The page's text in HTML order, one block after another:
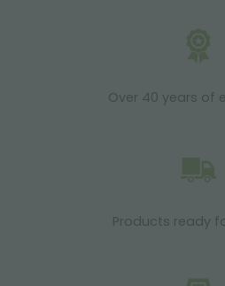
Over 40 years of
Products ready